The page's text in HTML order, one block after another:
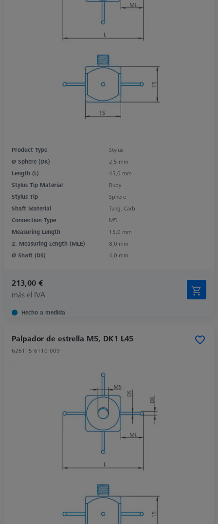
Product Type
Stylus
Ø Sphere (DK)
2,5 mm
Length (L)
45,0 mm
Stylus Tip Material
Ruby
Stylus Tip
Sphere
Shaft Material
Tung. Carb.
Connection Type
M5
Measuring Length
15,0 mm
2. Measuring Length (MLE)
8,0 mm
Ø Shaft (DS)
4,0 mm
213,00 €
más el IVA
Hecho a medida
Palpador de estrella M5, DK1 L45
626115-6110-009